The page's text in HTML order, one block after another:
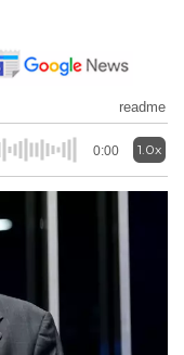
readme
0:00 1.0x